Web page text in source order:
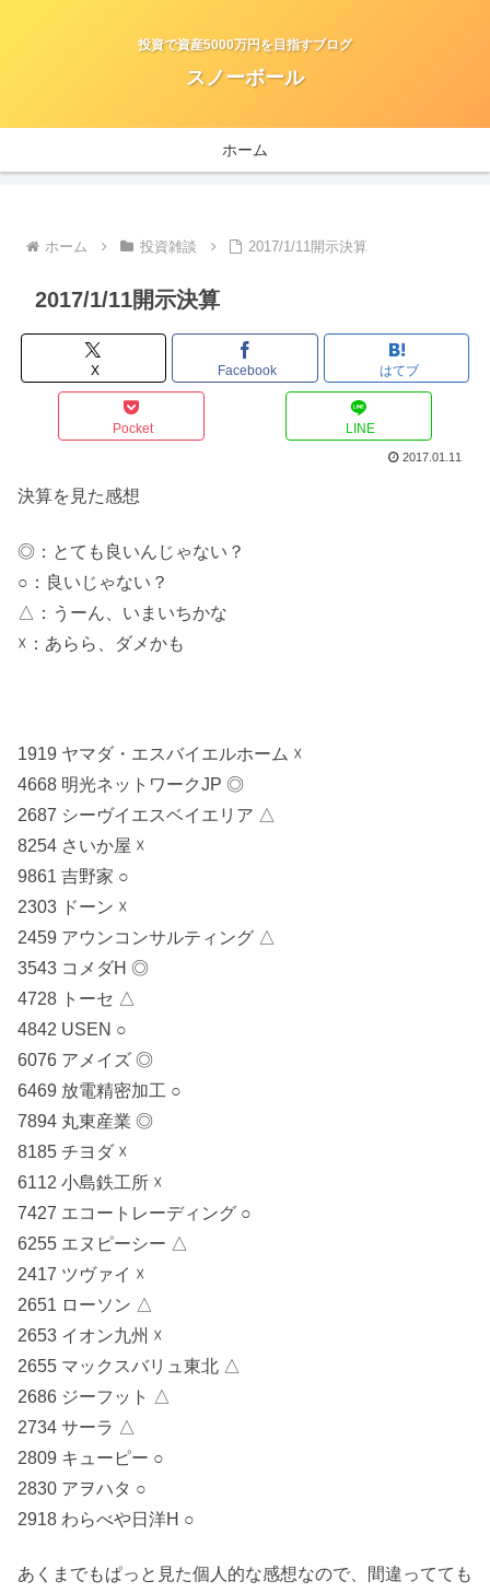
投資で資産5000万円を目指すブログ
スノーボール
ホーム
ホーム 投資雑談 2017/1/11開示決算
2017/1/11開示決算
X Facebook はてブ
Pocket LINE
2017.01.11
決算を見た感想
◎：とても良いんじゃない？
○：良いじゃない？
△：うーん、いまいちかな
☓：あらら、ダメかも
1919 ヤマダ・エスバイエルホーム ☓
4668 明光ネットワークJP ◎
2687 シーヴイエスベイエリア △
8254 さいか屋 ☓
9861 吉野家 ○
2303 ドーン ☓
2459 アウンコンサルティング △
3543 コメダH ◎
4728 トーセ △
4842 USEN ○
6076 アメイズ ◎
6469 放電精密加工 ○
7894 丸東産業 ◎
8185 チヨダ ☓
6112 小島鉄工所 ☓
7427 エコートレーディング ○
6255 エヌピーシー △
2417 ツヴァイ ☓
2651 ローソン △
2653 イオン九州 ☓
2655 マックスバリュ東北 △
2686 ジーフット △
2734 サーラ △
2809 キューピー ○
2830 アヲハタ ○
2918 わらべや日洋H ○
あくまでもぱっと見た個人的な感想なので、間違ってても